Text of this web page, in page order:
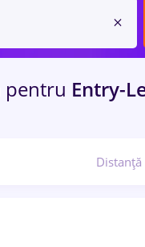
pentru Entry-
Distanță